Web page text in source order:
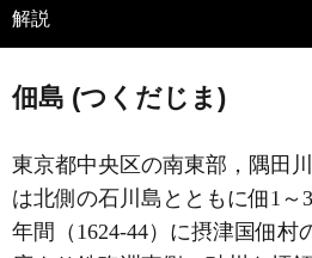
解説
佃島 (つくだじま)
東京都中央区の南東部，隅田
は北側の石川島とともに佃1～
年間（1624-44）に摂津国佃村